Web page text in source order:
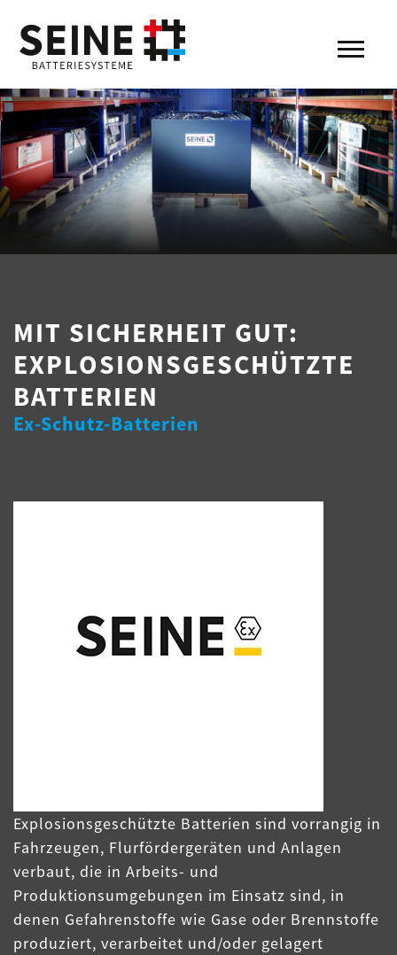
MIT SICHERHEIT GUT:
EXPLOSIONSGESCHÜTZTE
BATTERIEN
Ex-Schutz-Batterien
Explosionsgeschützte Batterien sind vorrangig in
Fahrzeugen, Flurfördergeräten und Anlagen
verbaut, die in Arbeits- und
Produktionsumgebungen im Einsatz sind, in
denen Gefahrenstoffe wie Gase oder Brennstoffe
produziert, verarbeitet und/oder gelagert